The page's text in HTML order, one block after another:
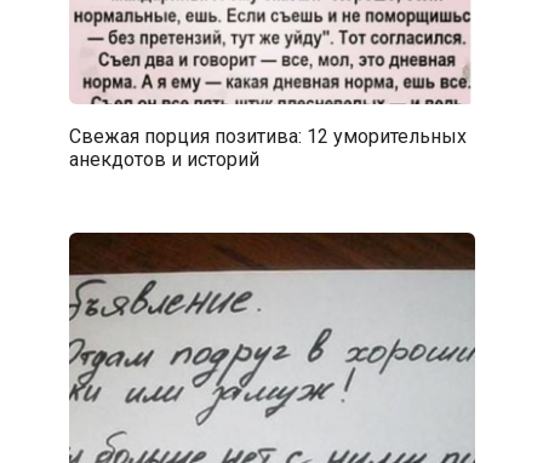
Свежая порция позитива: 12 уморительных
анекдотов и историй